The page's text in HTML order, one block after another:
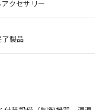
アクセサリー
了製品